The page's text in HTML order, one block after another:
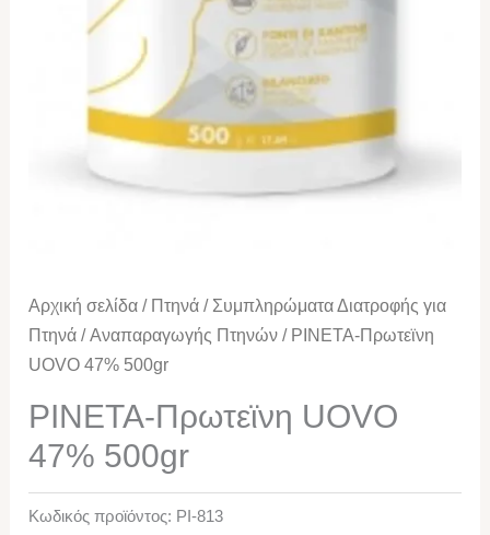
Αρχική σελίδα / Πτηνά / Συμπληρώματα Διατροφής για
Πτηνά /Αναπαραγωγής Πτηνών / PINETA-Πρωτεϊνη
UOVO 47% 500gr
PINETA-Πρωτεϊνη UOVO
47% 500gr
Κωδικός προϊόντος: PI-813